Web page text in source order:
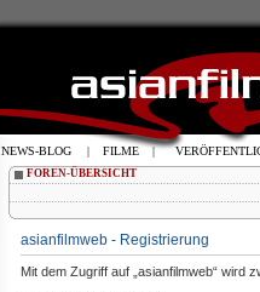
FOREN-ÜBERSICHT
asianfilmweb - Registrierung
Mit dem Zugriff auf „asianfilmweb“ wird
NEWS-BLOG | FILME |